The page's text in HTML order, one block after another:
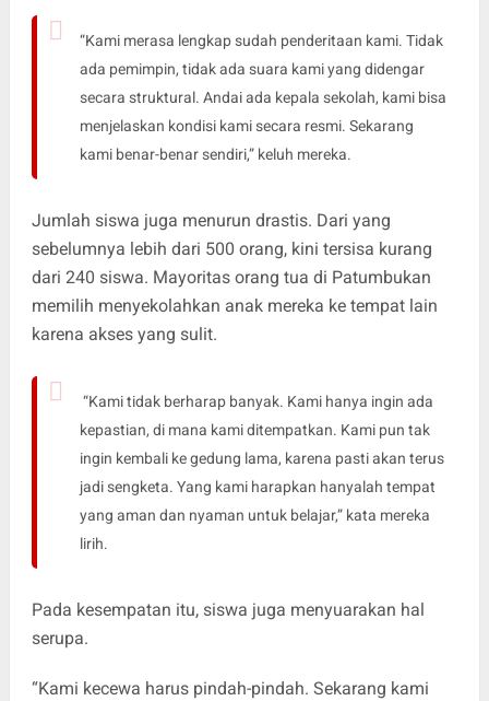
“Kami merasa lengkap sudah penderitaan kami. Tidak
ada pemimpin, tidak ada suara kami yang didengar
secara struktural. Andai ada kepala sekolah, kami bisa
menjelaskan kondisi kami secara resmi. Sekarang
kami benar-benar sendiri,” keluh mereka.
Jumlah siswa juga menurun drastis. Dari yang
sebelumnya lebih dari 500 orang, kini tersisa kurang
dari 240 siswa. Mayoritas orang tua di Patumbukan
memilih menyekolahkan anak mereka ke tempat lain
karena akses yang sulit.
“Kami tidak berharap banyak. Kami hanya ingin ada
kepastian, di mana kami ditempatkan. Kami pun tak
ingin kembali ke gedung lama, karena pasti akan terus
jadi sengketa. Yang kami harapkan hanyalah tempat
yang aman dan nyaman untuk belajar,” kata mereka
lirih.
Pada kesempatan itu, siswa juga menyuarakan hal
serupa.
“Kami kecewa harus pindah-pindah. Sekarang kami